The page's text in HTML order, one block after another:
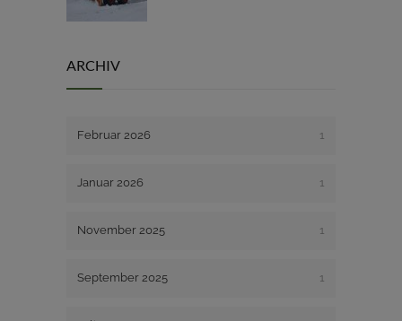
ARCHIV
Februar 2026 1
Januar 2026 1
November 2025 1
September 2025 1